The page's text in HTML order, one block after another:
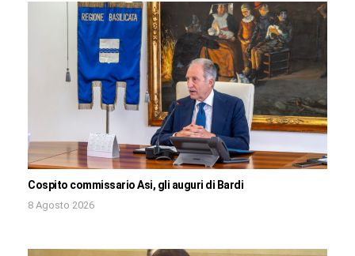
Cospito commissario Asi, gli auguri di Bardi
8 Agosto 2026